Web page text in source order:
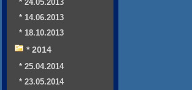
* 24.05.2013
* 14.06.2013
* 18.10.2013
* 2014
* 25.04.2014
* 23.05.2014